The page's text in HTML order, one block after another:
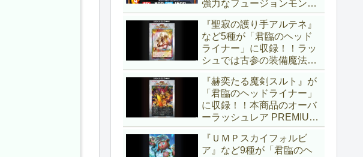
強力なフュージョンモンス
ターとサポーターが登
場！！性能の高さはもちろ
ん、イラストから推察され
る背景ストーリーも興味深
い……。【遊戯王ラッシュ
デュエル】
『聖寂の護り手アルテネ』
など5種が「君臨のヘッド
ライナー」に収録！！ラッ
シュでは古参の装備魔法
『アルテネの加護』がテー
マ化！！3種のユニオンが
存在し、天使族では汎用的
なサポーターとなります
ね！！【遊戯王ラッシュデ
ュエル】
『赫奕たる魔剣スルト』が
「君臨のヘッドライナー」
に収録！！本商品のオーバ
ーラッシュレア PREMIUM
BLACK Ver.枠！！初の下級
モンスターで、「ヘルシ
ィ」と相性抜群なバウンス
『ＵＭＰスカイフォルビ
ア』など9種が「君臨のヘ